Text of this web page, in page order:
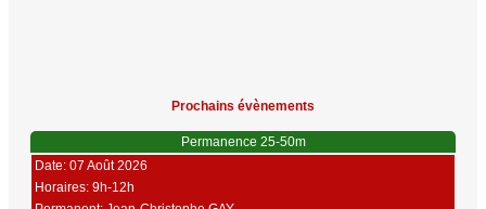
Prochains évènements
Permanence 25-50m
Date: 07 Août 2026
Horaires: 9h-12h